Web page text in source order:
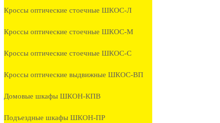
Кроссы оптические стоечные ШКОС-Л
Кроссы оптические стоечные ШКОС-М
Кроссы оптические стоечные ШКОС-С
Кроссы оптические выдвижные ШКОС-ВП
Домовые шкафы ШКОН-КПВ
Подъездные шкафы ШКОН-ПР